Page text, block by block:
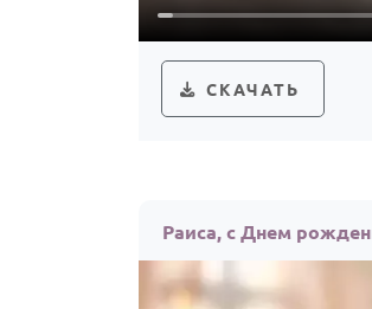
СКАЧАТЬ
Раиса, с Днем